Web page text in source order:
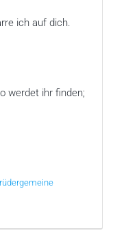
ich auf dich.
werdet ihr finden;